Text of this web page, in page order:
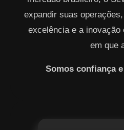
expandir suas
excelência e a inovação
em que
Somos confiança